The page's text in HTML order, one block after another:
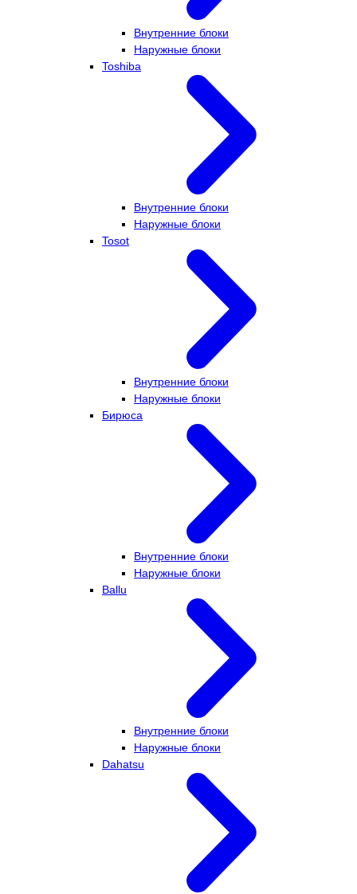
Внутренние блоки
Наружные блоки
Toshiba
Внутренние блоки
Наружные блоки
Tosot
Внутренние блоки
Наружные блоки
Бирюса
Внутренние блоки
Наружные блоки
Ballu
Внутренние блоки
Наружные блоки
Dahatsu